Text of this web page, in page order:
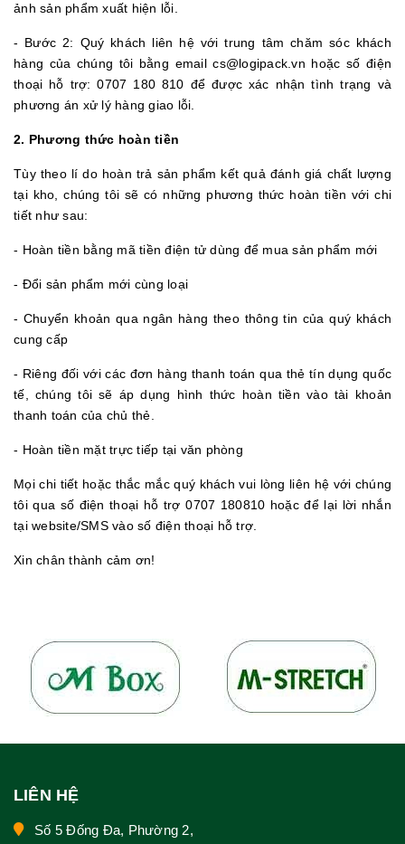
ảnh sản phẩm xuất hiện lỗi.
- Bước 2: Quý khách liên hệ với trung tâm chăm sóc khách
hàng của chúng tôi bằng email cs@logipack.vn hoặc số điện
thoại hỗ trợ: 0707 180 810 để được xác nhận tình trạng và
phương án xử lý hàng giao lỗi.
2. Phương thức hoàn tiền
Tùy theo lí do hoàn trả sản phẩm kết quả đánh giá chất lượng
tại kho, chúng tôi sẽ có những phương thức hoàn tiền với chi
tiết như sau:
- Hoàn tiền bằng mã tiền điện tử dùng để mua sản phẩm mới
- Đổi sản phẩm mới cùng loại
- Chuyển khoản qua ngân hàng theo thông tin của quý khách
cung cấp
- Riêng đối với các đơn hàng thanh toán qua thẻ tín dụng quốc
tế, chúng tôi sẽ áp dụng hình thức hoàn tiền vào tài khoản
thanh toán của chủ thẻ.
- Hoàn tiền mặt trực tiếp tại văn phòng
Mọi chi tiết hoặc thắc mắc quý khách vui lòng liên hệ với chúng
tôi qua số điện thoại hỗ trợ 0707 180810 hoặc để lại lời nhắn
tại website/SMS vào số điện thoại hỗ trợ.
Xin chân thành cảm ơn!
LIÊN HỆ
Số 5 Đống Đa, Phường 2,